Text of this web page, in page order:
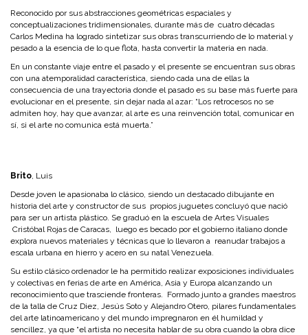
Reconocido por sus abstracciones geométricas espaciales y
conceptualizaciones tridimensionales, durante más de cuatro décadas
Carlos Medina ha logrado sintetizar sus obras transcurriendo de lo material y
pesado a la esencia de lo que flota, hasta convertir la materia en nada.
En un constante viaje entre el pasado y el presente se encuentran sus obras
con una atemporalidad característica, siendo cada una de ellas la
consecuencia de una trayectoria donde el pasado es su base más fuerte para
evolucionar en el presente, sin dejar nada al azar: “Los retrocesos no se
admiten hoy, hay que avanzar, al arte es una reinvención total, comunicar en
sí, si el arte no comunica está muerta.”
Brito, Luis
Desde joven le apasionaba lo clásico, siendo un destacado dibujante en
historia del arte y constructor de sus propios juguetes concluyó que nació
para ser un artista plástico. Se graduó en la escuela de Artes Visuales
Cristóbal Rojas de Caracas, luego es becado por el gobierno italiano donde
explora nuevos materiales y técnicas que lo llevaron a reanudar trabajos a
escala urbana en hierro y acero en su natal Venezuela.
Su estilo clásico ordenador le ha permitido realizar exposiciones individuales
y colectivas en ferias de arte en América, Asia y Europa alcanzando un
reconocimiento que trasciende fronteras. Formado junto a grandes maestros
de la talla de Cruz Diez, Jesús Soto y Alejandro Otero, pilares fundamentales
del arte latinoamericano y del mundo impregnaron en él humildad y
sencillez, ya que “el artista no necesita hablar de su obra cuando la obra dice